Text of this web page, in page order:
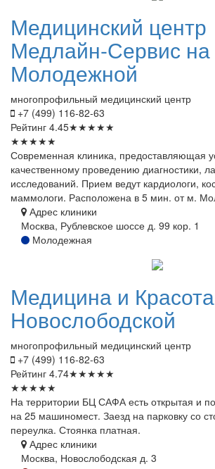
Медицинский центр
Медлайн-Сервис на
Молодежной
многопрофильный медицинский центр
+7 (499) 116-82-63
Рейтинг 4.45★★★★★
★★★★★
Современная клиника, предоставляющая
качественному проведению диагностики,
исследований. Прием ведут кардиологи,
маммологи. Расположена в 5 мин. от м.
Адрес клиники
Москва, Рублевское шоссе д. 99 кор. 1
Молодежная
Медицина и
Новослободской
многопрофильный медицинский центр
+7 (499) 116-82-63
Рейтинг 4.74★★★★★
★★★★★
На территории БЦ САФА есть открытая и
на 25 машиномест. Заезд на парковку со
переулка. Стоянка платная.
Адрес клиники
Москва, Новослободская д. 3